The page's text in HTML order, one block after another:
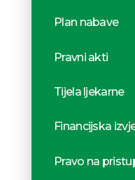
Plan nabave
Pravni akti
Tijela ljekarne
Financijska
Pravo na